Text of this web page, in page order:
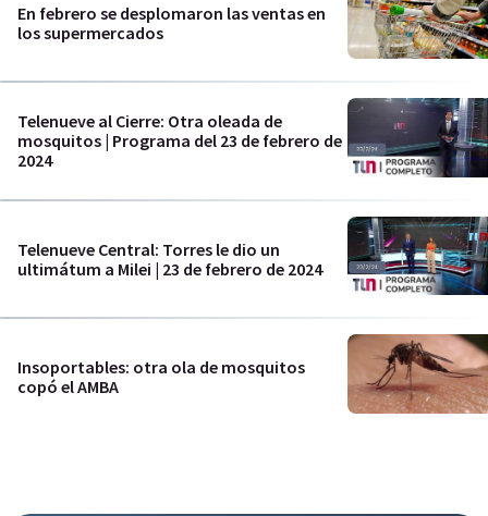
En febrero se desplomaron las ventas en
los supermercados
Telenueve al Cierre: Otra oleada de
mosquitos | Programa del 23 de febrero de
2024
Telenueve Central: Torres le dio un
ultimátum a Milei | 23 de febrero de 2024
Insoportables: otra ola de mosquitos
copó el AMBA